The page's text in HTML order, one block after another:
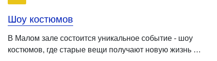
Шоу костюмов
В Малом зале состоится уникальное событие - шоу
костюмов, где старые вещи получают новую жизнь …